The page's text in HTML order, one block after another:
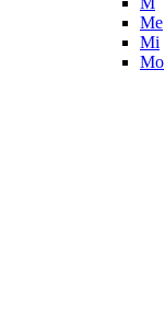
Me
Mi
Mo